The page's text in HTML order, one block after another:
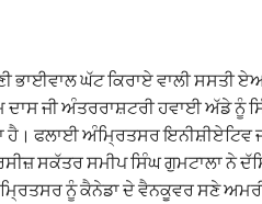
ਭਾਈਵਾਲ ਘੱਟ ਕਿਰਾਏ ਵਾਲੀ ਸਸਤੀ
ਜੀ ਅੰਤਰਰਾਸ਼ਟਰੀ ਹਵਾਈ ਅੱਡੇ ਨੂੰ
ਹੈ। ਫਲਾਈ ਅੰਮ੍ਰਿਤਸਰ ਇਨੀਸ਼ੀਏਟਿਵ
ਸਕੱਤਰ ਸਮੀਪ ਸਿੰਘ ਗੁਮਟਾਲਾ ਨੇ
ਨੂੰ ਕੈਨੇਡਾ ਦੇ ਵੈਨਕੂਵਰ ਸਣੇ